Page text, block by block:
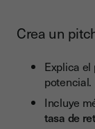
Crea un
Explica
potencial.
Incluye
tasa de